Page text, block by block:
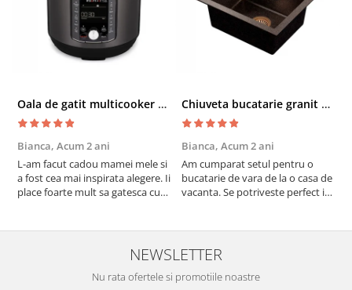
Oala de gatit multicooker 11 functii Instant Pot Pro Crisp 8 + Air Fryer 7.6 lt
Bianca, Acum 2 ani
L-am facut cadou mamei mele si
a fost cea mai inspirata alegere. Ii
place foarte mult sa gatesca cu
cratita...ma gandesc serios sa imi
cumpar si eu! Recomand mult !
Chiuveta bucatarie granit cu finisaj negru perlat/cupru Steingran Art Copper cu dozator si baterie Quadron
Bianca, Acum 2 ani
Am cumparat setul pentru o
bucatarie de vara de la o casa de
vacanta. Se potriveste perfect in
buna, recomand cu drag !
NEWSLETTER
Nu rata ofertele si promotiile noastre